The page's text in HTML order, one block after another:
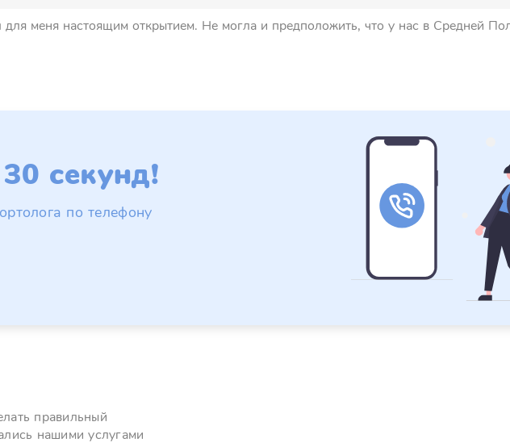
для меня настоящим открытием. Не могла и предположить, что у нас в Средней
секунд!
по телефону
правильный
нашими услугами